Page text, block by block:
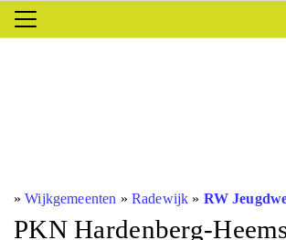
»Wijkgemeenten » Radewijk » RW
PKN Hardenberg-